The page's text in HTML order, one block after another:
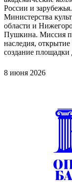
России и
Министерства
области и
Пушкина. Миссия
наследия,
создание площадки
8 июня 2026